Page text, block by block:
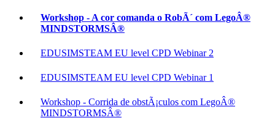
Workshop - A cor comanda o RobÃ´ com LegoÂ®
MINDSTORMSÂ®
EDUSIMSTEAM EU level CPD Webinar 2
EDUSIMSTEAM EU level CPD Webinar 1
Workshop - Corrida de obstÃ¡culos com LegoÂ®
MINDSTORMSÂ®